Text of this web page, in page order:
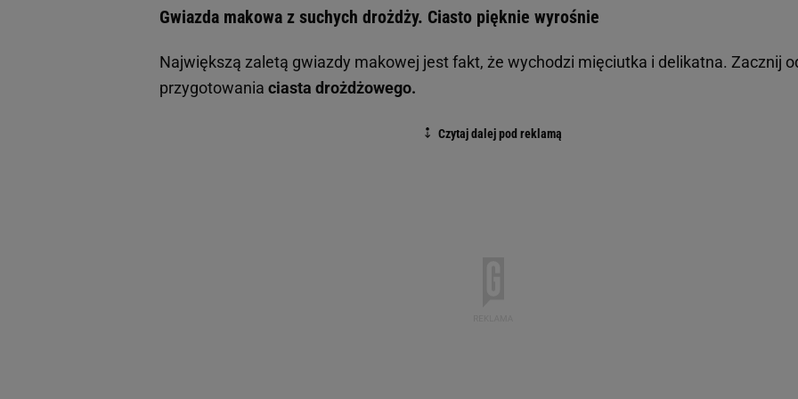
Gwiazda makowa z suchych drożdży. Ciasto pięknie wyrośnie
Największą zaletą gwiazdy makowej jest fakt, że wychodzi mięciutka i delikatna. Zacznij
przygotowania ciasta drożdżowego.